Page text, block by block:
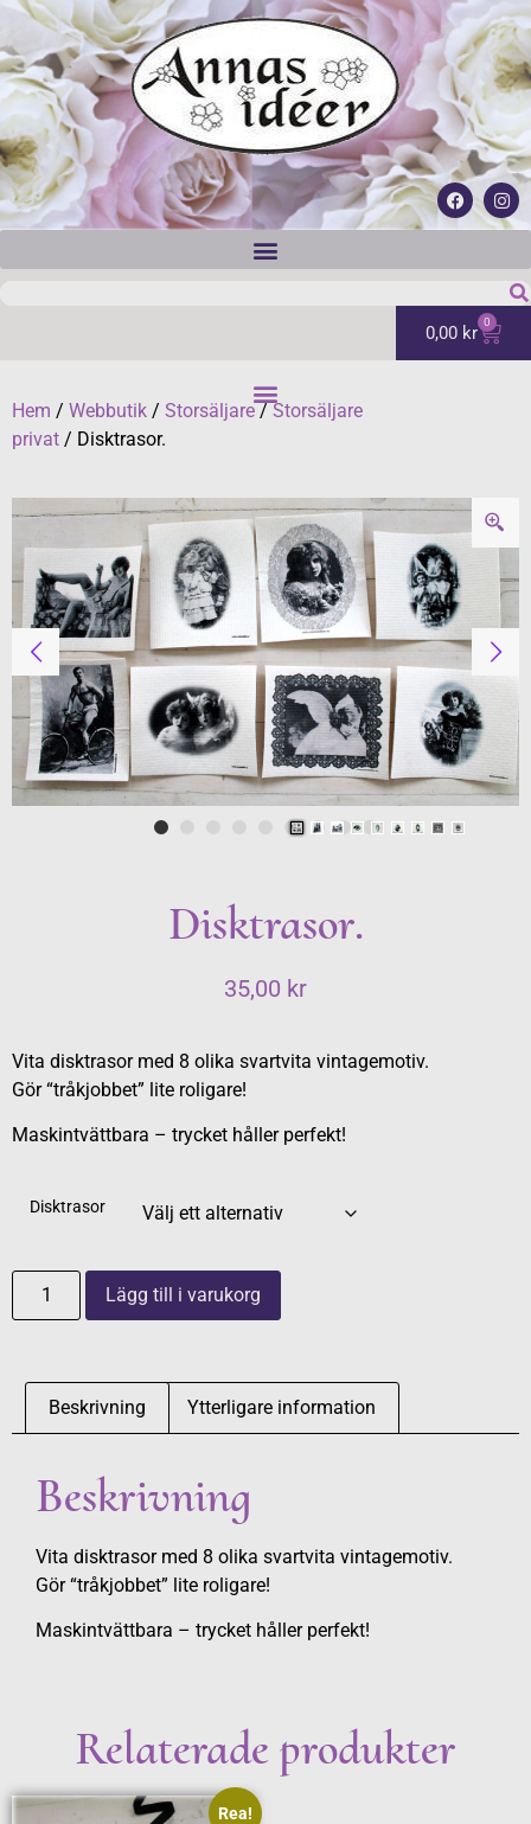
0,00 kr 0
Hem / Webbutik / Storsäljare/Storsäljare
privat / Disktrasor.
Disktrasor.
35,00 kr
Vita disktrasor med 8 olika svartvita vintagemotiv.
Gör “tråkjobbet” lite roligare!
Maskintvättbara – trycket håller perfekt!
Disktrasor
Lägg till i varukorg
Beskrivning Ytterligare information
Beskrivning
Vita disktrasor med 8 olika svartvita vintagemotiv.
Gör “tråkjobbet” lite roligare!
Maskintvättbara – trycket håller perfekt!
Relaterade produkter
Rea!